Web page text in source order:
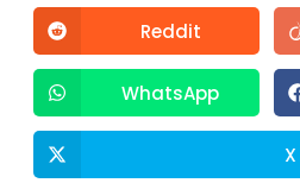
Reddit
WhatsApp
X